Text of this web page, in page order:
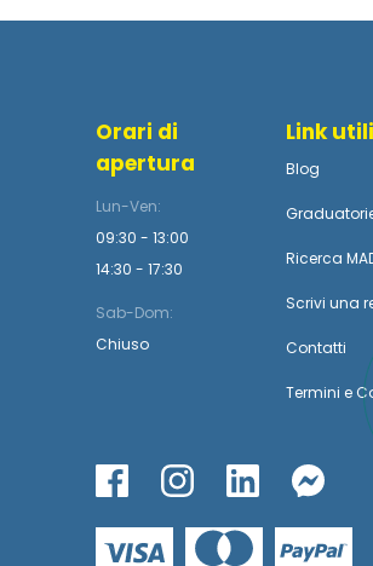
Orari di
apertura
Lun-Ven:
09:30 - 13:00
14:30 - 17:30
Sab-Dom:
Chiuso
Link utili
Blog
Ricerca
Scrivi una
Contatti
Termini e